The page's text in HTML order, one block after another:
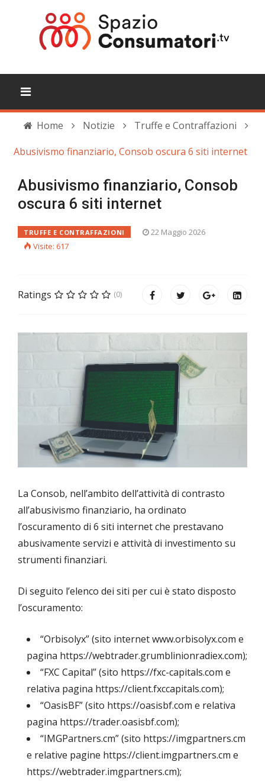
Home Notizie
Truffe e Contraffazioni
Abusivismo finanziario, Consob oscura 6 siti internet
Abusivismo finanziario, Consob
oscura 6 siti internet
TRUFFE E CONTRAFFAZIONI
22 Maggio 2026
Visite: 617
Ratings (0)
La Consob, nell’ambito dell’attività di contrasto
all’abusivismo finanziario, ha ordinato
l’oscuramento di 6 siti internet che prestavano
abusivamente servizi e attività di investimento su
strumenti finanziari.
Di seguito l’elenco dei siti per cui è stato disposto
l’oscuramento:
“Orbisolyx” (sito internet www.orbisolyx.com e
pagina https://webtrader.grumblinionradiex.com);
“FXC Capital” (sito https://fxc-capitals.com e
relativa pagina https://client.fxccapitals.com);
“OasisBF” (sito https://oasisbf.com e relativa
pagina https://trader.oasisbf.com);
“IMGPartners.cm” (sito https://imgpartners.cm
e relative pagine https://client.imgpartners.cm e
https://webtrader.imgpartners.cm);